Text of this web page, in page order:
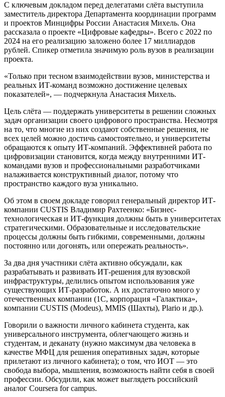
С ключевым докладом перед делегатами слёта выступила
заместитель директора Департамента координации программ
и проектов Минцифры России Анастасия Михель. Она
рассказала о проекте «Цифровые кафедры». Всего с 2022 по
2024 на его реализацию заложено более 17 миллиардов
рублей. Спикер отметила значимую роль вузов в реализации
проекта.
«Только при тесном взаимодействии вузов, министерства и
реальных ИТ-команд возможно достижение целевых
показателей», — подчеркнула Анастасия Михель.
Цель слёта — поддержать университеты в решении сложных
задач организации своего цифрового пространства. Несмотря
на то, что многие из них создают собственные решения, не
всех целей можно достичь самостоятельно, и университеты
обращаются к опыту ИТ-компаний. Эффективней работа по
цифровизации становится, когда между внутренними ИТ-
командами вузов и профессиональными разработчиками
налаживается конструктивный диалог, потому что
пространство каждого вуза уникально.
Об этом в своем докладе говорил генеральный директор ИТ-
компании CUSTIS Владимир Рахтеенко: «Бизнес-
технологическая и ИТ-функция должны быть в университетах
стратегическими. Образовательные и исследовательские
процессы должны быть гибкими, современными, должны
постоянно или догонять, или опережать реальность».
За два дня участники слёта активно обсуждали, как
разрабатывать и развивать ИТ-решения для вузовской
инфраструктуры, делились опытом использования уже
существующих ИТ-разработок. А их достаточно много у
отечественных компании (1С, корпорация «Галактика»,
компании CUSTIS (Modeus), MMIS (Шахты), Plario и др.).
Говорили о важности личного кабинета студента, как
универсального инструмента, облегчающего жизнь и
студентам, и деканату (нужно максимум два человека в
качестве МФЦ для решения оперативных задач, которые
прилетают из личного кабинета); о том, что ИОТ — это
свобода выбора, мышления, возможность найти себя в своей
профессии. Обсудили, как может выглядеть российский
аналог Сoursera for campus.